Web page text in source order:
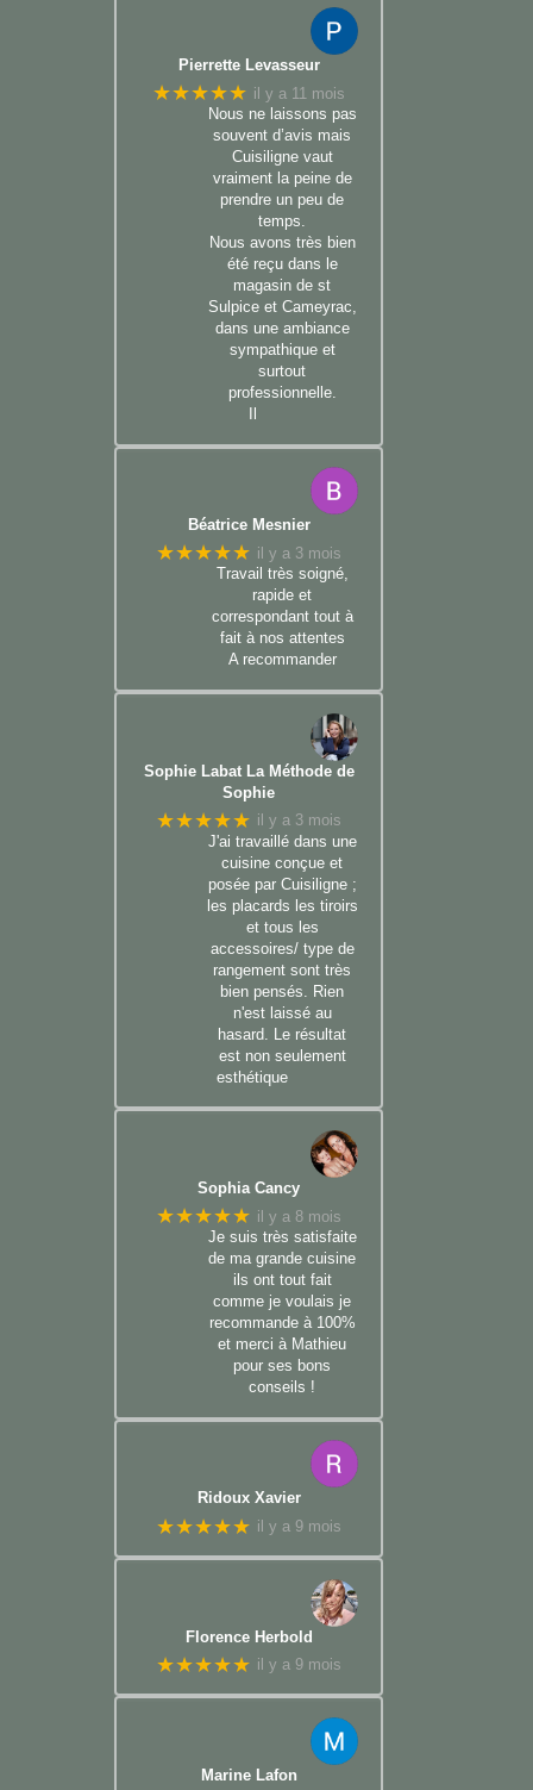
Pierrette Levasseur
★★★★★ il y a 11 mois
Nous ne laissons pas
souvent d’avis mais
Cuisiligne vaut
vraiment la peine de
prendre un peu de
temps.
Nous avons très bien
été reçu dans le
magasin de st
Sulpice et Cameyrac,
dans une ambiance
sympathique et
surtout
professionnelle.
Béatrice Mesnier
★★★★★ il y a 3 mois
Travail très soigné,
rapide et
correspondant tout à
fait à nos attentes
A recommander
Sophie Labat La Méthode de
Sophie
★★★★★ il y a 3 mois
J'ai travaillé dans une
cuisine conçue et
posée par Cuisiligne ;
les placards les tiroirs
et tous les
accessoires/ type de
rangement sont très
bien pensés. Rien
n'est laissé au
hasard. Le résultat
est non seulement
esthétique
Sophia Cancy
★★★★★ il y a 8 mois
Je suis très satisfaite
de ma grande cuisine
ils ont tout fait
comme je voulais je
recommande à 100%
et merci à Mathieu
pour ses bons
conseils !
Ridoux Xavier
★★★★★ il y a 9 mois
Florence Herbold
★★★★★ il y a 9 mois
Marine Lafon